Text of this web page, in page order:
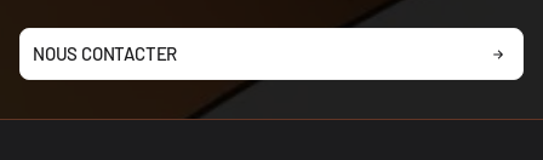
NOUS CONTACTER